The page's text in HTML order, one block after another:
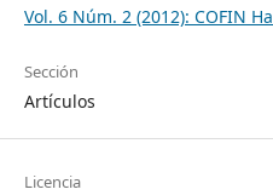
Vol. 6 Núm. 2 (2012): COFIN
Sección
Artículos
Licencia